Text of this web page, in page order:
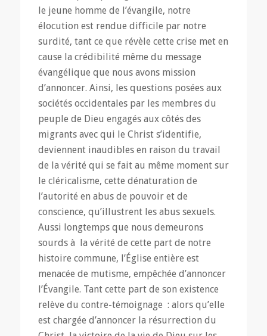
le jeune homme de l’évangile, notre
élocution est rendue difficile par notre
surdité, tant ce que révèle cette crise met en
cause la crédibilité même du message
évangélique que nous avons mission
d’annoncer. Ainsi, les questions posées aux
sociétés occidentales par les membres du
peuple de Dieu engagés aux côtés des
migrants avec qui le Christ s’identifie,
deviennent inaudibles en raison du travail
de la vérité qui se fait au même moment sur
le cléricalisme, cette dénaturation de
l’autorité en abus de pouvoir et de
conscience, qu’illustrent les abus sexuels.
Aussi longtemps que nous demeurons
sourds à la vérité de cette part de notre
histoire commune, l’Église entière est
menacée de mutisme, empêchée d’annoncer
l’Évangile. Tant cette part de son existence
relève du contre-témoignage : alors qu’elle
est chargée d’annoncer la résurrection du